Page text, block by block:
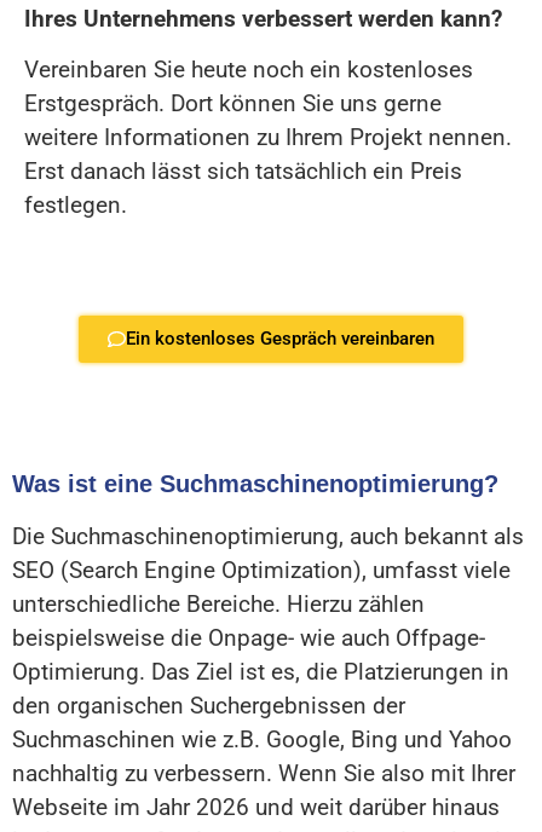
Ihres Unternehmens verbessert werden kann?
Vereinbaren Sie heute noch ein kostenloses
Erstgespräch. Dort können Sie uns gerne
weitere Informationen zu Ihrem Projekt nennen.
Erst danach lässt sich tatsächlich ein Preis
festlegen.
Ein kostenloses Gespräch vereinbaren
Was ist eine Suchmaschinenoptimierung?
Die Suchmaschinenoptimierung, auch bekannt als
SEO (Search Engine Optimization), umfasst viele
unterschiedliche Bereiche. Hierzu zählen
beispielsweise die Onpage- wie auch Offpage-
Optimierung. Das Ziel ist es, die Platzierungen in
den organischen Suchergebnissen der
Suchmaschinen wie z.B. Google, Bing und Yahoo
nachhaltig zu verbessern. Wenn Sie also mit Ihrer
Webseite im Jahr 2026 und weit darüber hinaus